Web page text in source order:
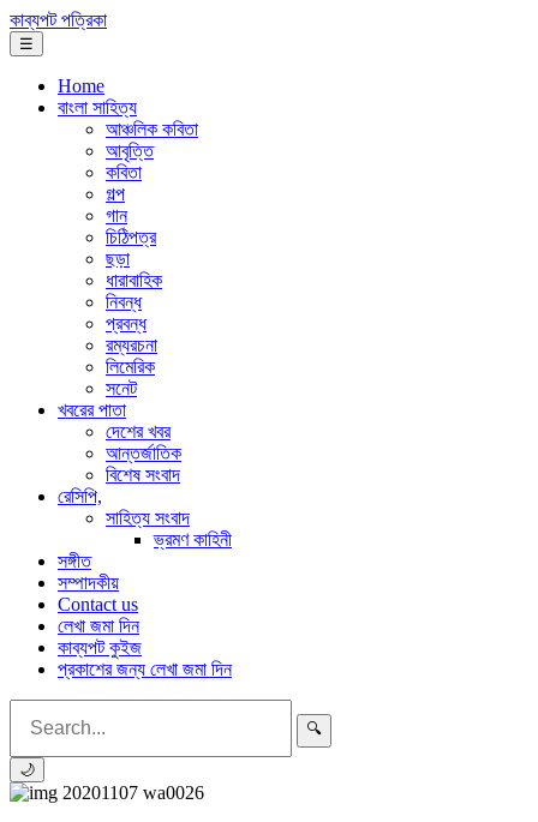
কাব্যপট পত্রিকা
☰
Home
বাংলা সাহিত্য
আঞ্চলিক কবিতা
আবৃত্তি
কবিতা
গল্প
গান
চিঠিপত্র
ছড়া
ধারাবাহিক
নিবন্ধ
প্রবন্ধ
রম্যরচনা
লিমেরিক
সনেট
খবরের পাতা
দেশের খবর
আন্তর্জাতিক
বিশেষ সংবাদ
রেসিপি,
সাহিত্য সংবাদ
ভ্রমণ কাহিনী
সঙ্গীত
সম্পাদকীয়
Contact us
লেখা জমা দিন
কাব্যপট কুইজ
প্রকাশের জন্য লেখা জমা দিন
🔍
🌙